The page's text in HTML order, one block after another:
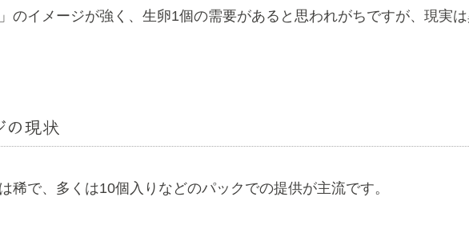
のイメージが強く、生卵1個の需要があると思われがちですが、現実
の現状
稀で、多くは10個入りなどのパックでの提供が主流です。